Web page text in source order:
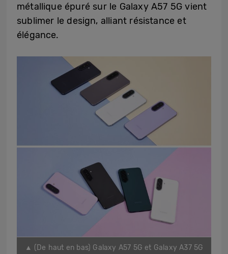
métallique épuré sur le Galaxy A57 5G vient
sublimer le design, alliant résistance et
élégance.
▲ (De haut en bas) Galaxy A57 5G et Galaxy A37 5G